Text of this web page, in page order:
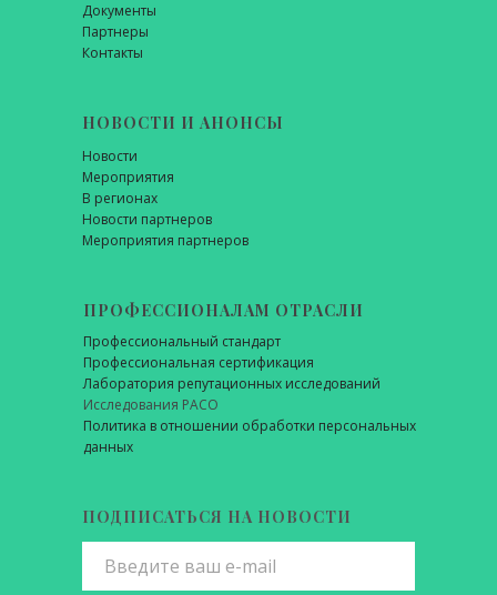
Документы
Партнеры
Контакты
НОВОСТИ И АНОНСЫ
Новости
Мероприятия
В регионах
Новости партнеров
Мероприятия партнеров
ПРОФЕССИОНАЛАМ ОТРАСЛИ
Профессиональный стандарт
Профессиональная сертификация
Лаборатория репутационных исследований
Исследования РАСО
Политика в отношении обработки персональных
данных
ПОДПИСАТЬСЯ НА НОВОСТИ